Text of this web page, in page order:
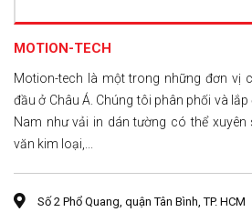
MOTION-TECH
Motion-tech là một trong những đơn vị
đầu ở Châu Á. Chúng tôi phân phối và
Nam như vải in dán tường có thể
văn kim loại,...
Số 2 Phổ Quang, quận Tân Bình, TP. HCM